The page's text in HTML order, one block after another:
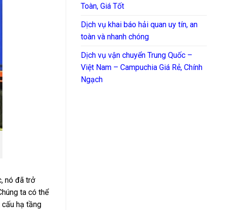
nó đã trở
ta có thể
cấu hạ tầng
Toàn, Giá Tốt
Dịch vụ khai báo hải quan uy tín, an
toàn và nhanh chóng
Dịch vụ vận chuyển Trung Quốc –
Việt Nam – Campuchia Giá Rẻ, Chính
Ngạch